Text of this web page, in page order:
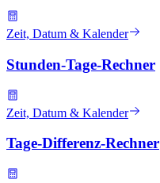
Zeit, Datum & Kalender
Stunden-Tage-Rechner
Zeit, Datum & Kalender
Tage-Differenz-Rechner